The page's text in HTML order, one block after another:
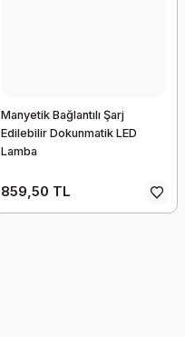
Manyetik Bağlantılı Şarj
Edilebilir Dokunmatik LED
Lamba
859,50 TL